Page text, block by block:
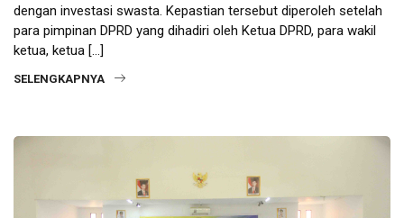
dengan investasi swasta. Kepastian tersebut diperoleh setelah
para pimpinan DPRD yang dihadiri oleh Ketua DPRD, para wakil
ketua, ketua […]
SELENGKAPNYA